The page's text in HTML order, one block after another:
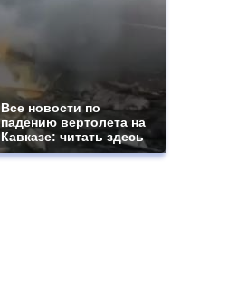
Все новости по
падению вертолета на
Кавказе: читать здесь